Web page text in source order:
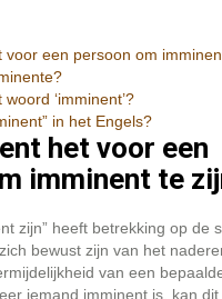
voor een persoon om
‘imminent’?
in het Engels?
het voor een
imminent te
zijn” heeft betrekking op de
bewust zijn van het
van een
iemand imminent is, kan